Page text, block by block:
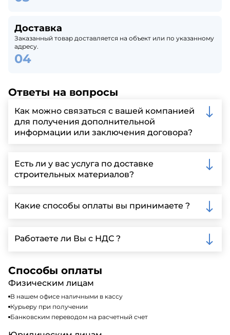
Доставка
Заказанный товар доставляется на объект или по указанному
адресу.
Ответы на вопросы
Как можно связаться с вашей компанией
для получения дополнительной
информации или заключения договора?
запрос через нашу официальную почту или
заполнить форму на нашем сайте для более
детальной информации и организации встречи.
Есть ли у вас услуга по доставке
строительных материалов?
Ленинградской области, у нас собственный
автопарк, для обеспечения быстрой и надежной
Какие способы оплаты вы принимаете ?
включая наличные, банковские переводы,
кредитные карты. Подробную информацию о
Работаете ли Вы с НДС ?
налогообложения, т.е с НДС 20%
Способы оплаты
Физическим лицам
В нашем офисе наличными в кассу
Курьеру при получении
Банковским переводом на расчетный счет